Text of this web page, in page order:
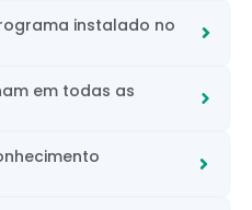
instalado no
em todas as